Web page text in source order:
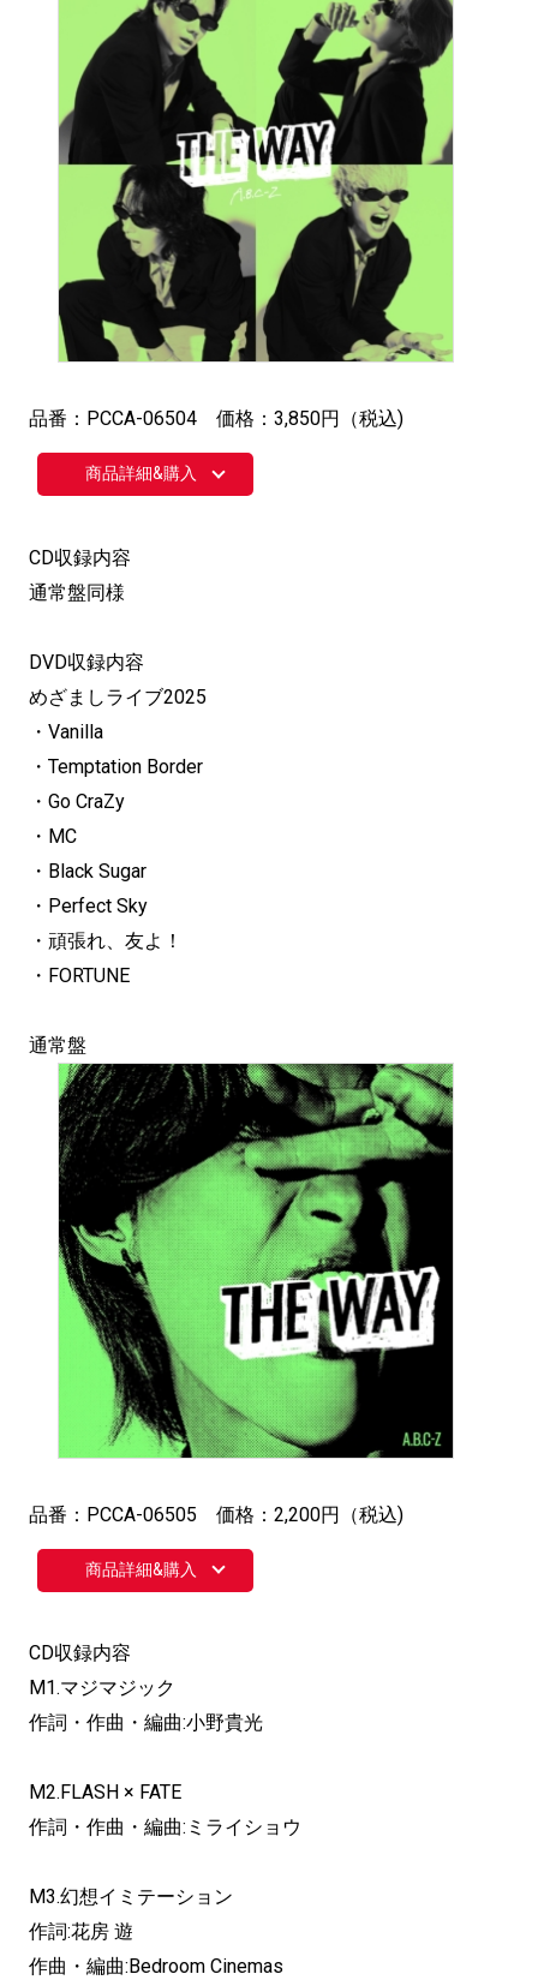
品番：PCCA-06504 価格：3,850円（税込)
商品詳細&購入
CD収録内容
通常盤同様
DVD収録内容
めざましライブ2025
・Vanilla
・Temptation Border
・Go CraZy
・MC
・Black Sugar
・Perfect Sky
・頑張れ、友よ！
・FORTUNE
通常盤
品番：PCCA-06505 価格：2,200円（税込)
商品詳細&購入
CD収録内容
M1.マジマジック
作詞・作曲・編曲:小野貴光
M2.FLASH × FATE
作詞・作曲・編曲:ミライショウ
M3.幻想イミテーション
作詞:花房 遊
作曲・編曲:Bedroom Cinemas